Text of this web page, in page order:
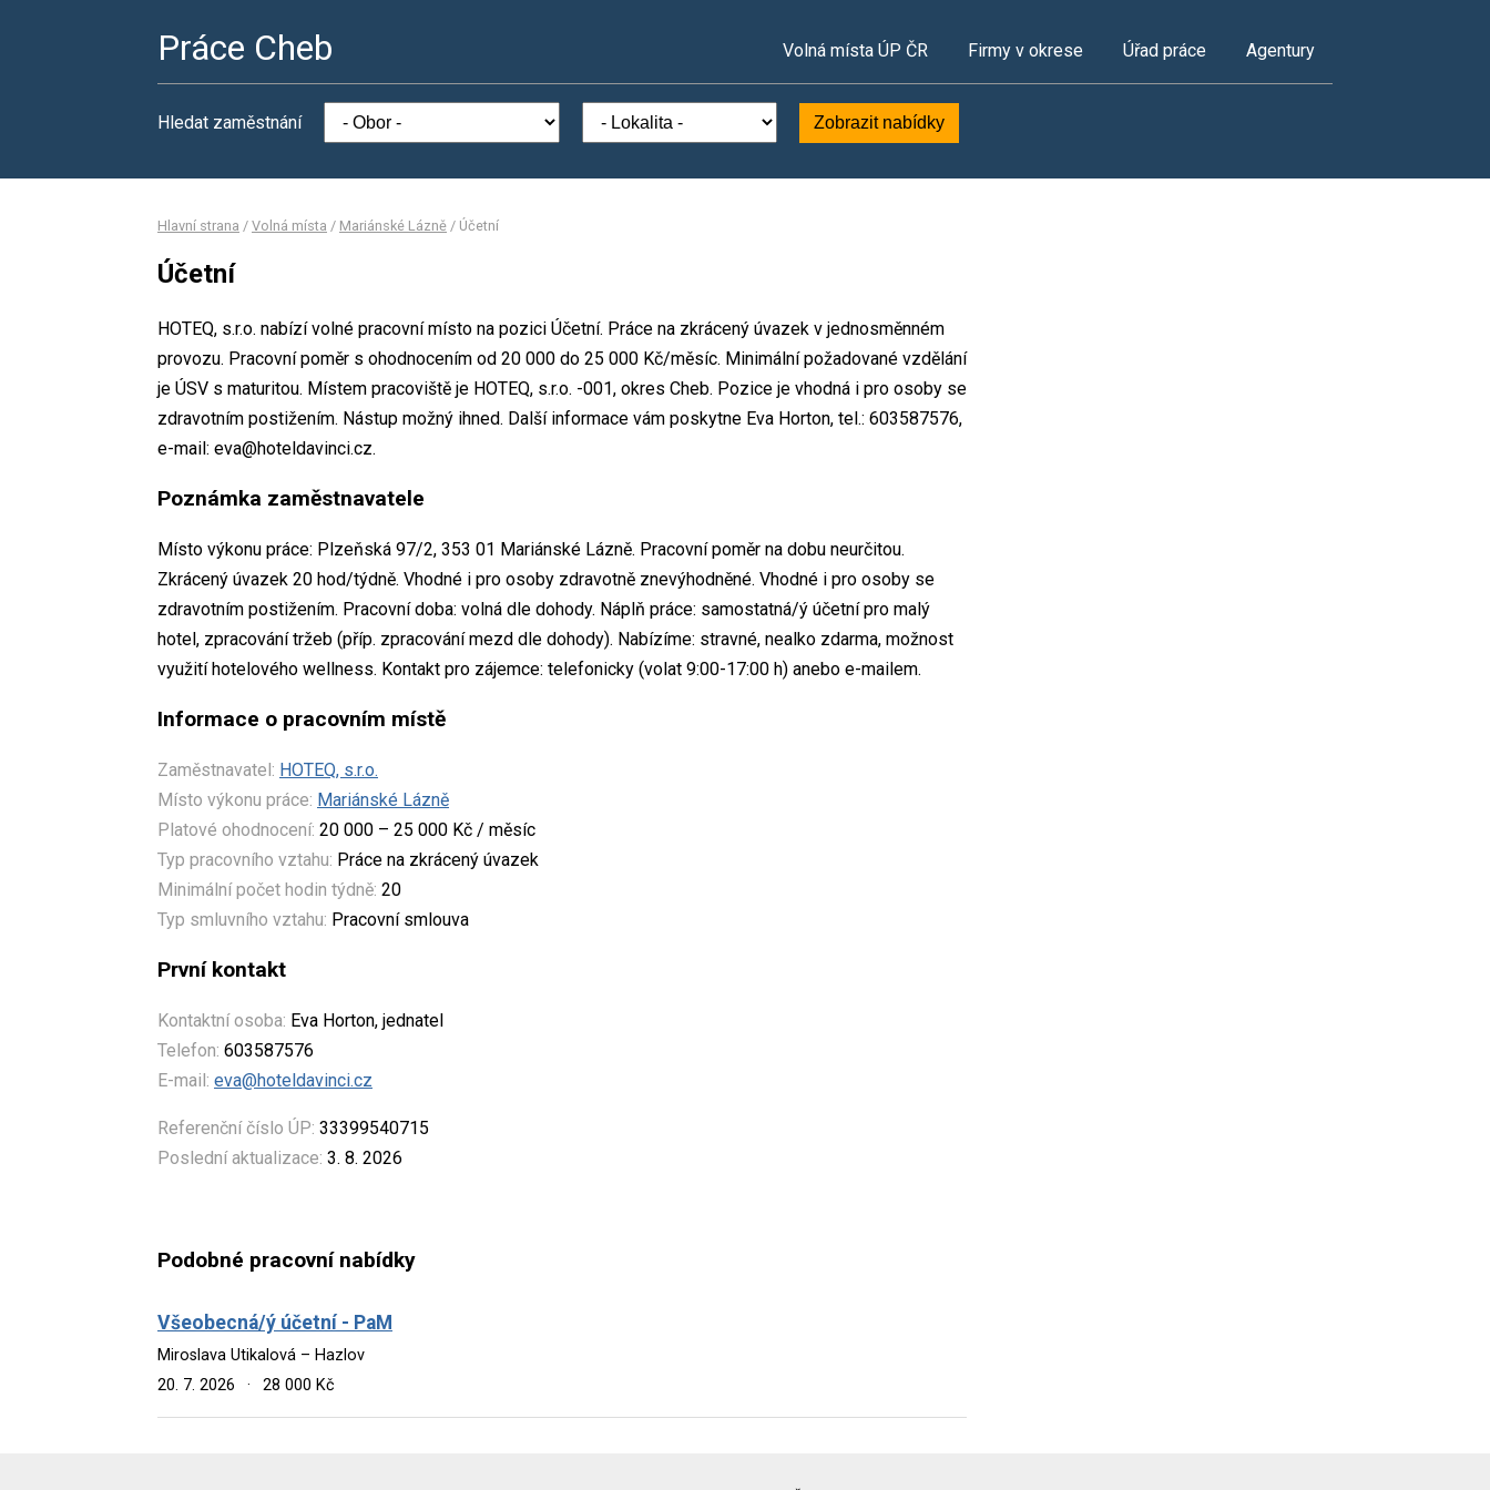
Práce Cheb Volná místa ÚP ČR Firmy v okrese Úřad práce Agentury
Hledat zaměstnání Zobrazit nabídky
Hlavní strana / Volná místa / Mariánské Lázně / Účetní
Účetní
HOTEQ, s.r.o. nabízí volné pracovní místo na pozici Účetní. Práce na zkrácený úvazek v jednosměnném
provozu. Pracovní poměr s ohodnocením od 20 000 do 25 000 Kč/měsíc. Minimální požadované vzdělání
je ÚSV s maturitou. Místem pracoviště je HOTEQ, s.r.o. -001, okres Cheb. Pozice je vhodná i pro osoby se
zdravotním postižením. Nástup možný ihned. Další informace vám poskytne Eva Horton, tel.: 603587576,
e-mail: eva@hoteldavinci.cz.
Poznámka zaměstnavatele
Místo výkonu práce: Plzeňská 97/2, 353 01 Mariánské Lázně. Pracovní poměr na dobu neurčitou.
Zkrácený úvazek 20 hod/týdně. Vhodné i pro osoby zdravotně znevýhodněné. Vhodné i pro osoby se
zdravotním postižením. Pracovní doba: volná dle dohody. Náplň práce: samostatná/ý účetní pro malý
hotel, zpracování tržeb (příp. zpracování mezd dle dohody). Nabízíme: stravné, nealko zdarma, možnost
využití hotelového wellness. Kontakt pro zájemce: telefonicky (volat 9:00-17:00 h) anebo e-mailem.
Informace o pracovním místě
Zaměstnavatel: HOTEQ, s.r.o.
Místo výkonu práce: Mariánské Lázně
Platové ohodnocení: 20 000 – 25 000 Kč / měsíc
Typ pracovního vztahu: Práce na zkrácený úvazek
Minimální počet hodin týdně: 20
Typ smluvního vztahu: Pracovní smlouva
První kontakt
Kontaktní osoba: Eva Horton, jednatel
Telefon: 603587576
E-mail: eva@hoteldavinci.cz
Referenční číslo ÚP: 33399540715
Poslední aktualizace: 3. 8. 2026
Podobné pracovní nabídky
Všeobecná/ý účetní - PaM
Miroslava Utikalová – Hazlov
20. 7. 2026
· 28 000 Kč